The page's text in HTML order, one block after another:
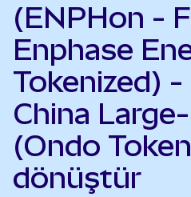
(ENPHon -
Enphase
Tokenized) -
China
(Ondo
dönüştür